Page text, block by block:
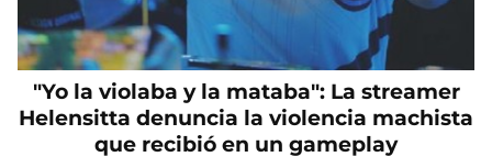
"Yo la violaba y la mataba": La streamer
Helensitta denuncia la violencia machista
que recibió en un gameplay